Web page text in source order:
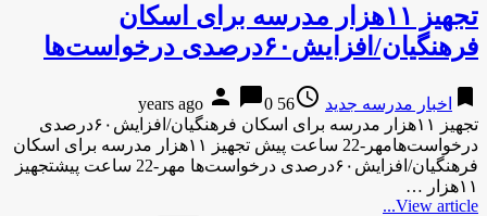
تجهیز ۱۱هزار مدرسه برای اسکان
فرهنگیان/افزایش۶۰درصدی درخواست‌ها
bookmark اخبار مدرسه جدید access_time
56 years ago
person chat_bubble0
تجهیز ۱۱هزار مدرسه برای اسکان فرهنگیان/افزایش۶۰درصدی
درخواست‌هامهر-22 ساعت پیش تجهیز ۱۱هزار مدرسه برای اسکان
فرهنگیان/افزایش۶۰درصدی درخواست‌ها مهر-22 ساعت پیشتجهیز
۱۱هزار …
View article...